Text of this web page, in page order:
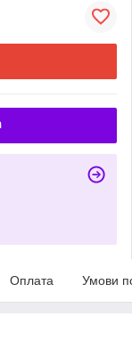
Оплата Умови